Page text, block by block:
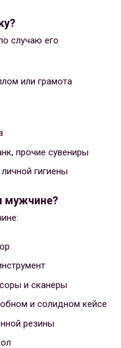
случаю его
или грамота
прочие сувениры
гигиены
мужчине?
и сканеры
и солидном кейсе
резины